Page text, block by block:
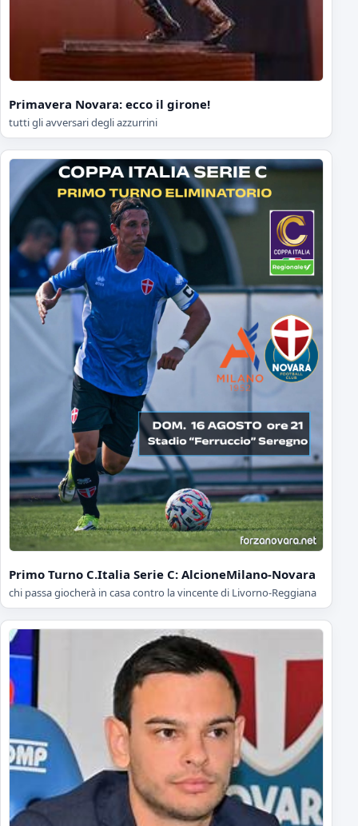
Primavera Novara: ecco il girone!
tutti gli avversari degli azzurrini
Primo Turno C.Italia Serie C: AlcioneMilano-Novara
chi passa giocherà in casa contro la vincente di Livorno-Reggiana